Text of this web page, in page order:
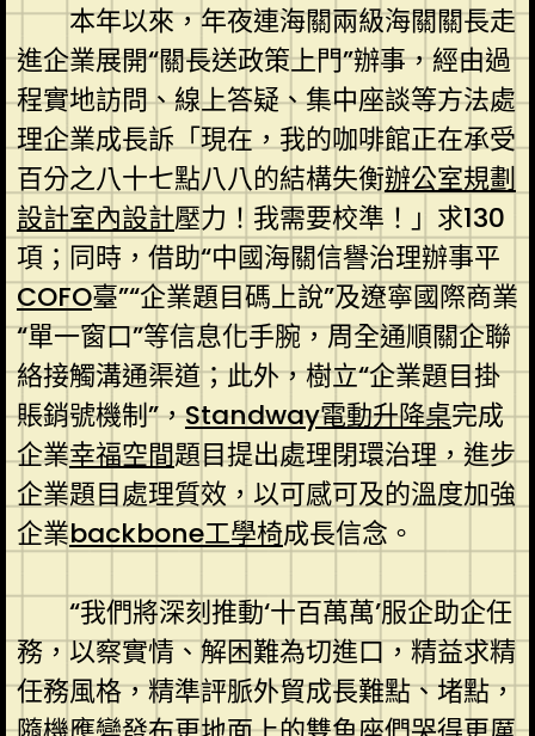
本年以來，年夜連海關兩級海關關長走
進企業展開“關長送政策上門”辦事，經由過
程實地訪問、線上答疑、集中座談等方法處
理企業成長訴「現在，我的咖啡館正在承受
百分之八十七點八八的結構失衡辦公室規劃
設計室內設計壓力！我需要校準！」求130
項；同時，借助“中國海關信譽治理辦事平
COFO臺”“企業題目碼上說”及遼寧國際商業
“單一窗口”等信息化手腕，周全通順關企聯
絡接觸溝通渠道；此外，樹立“企業題目掛
賬銷號機制”，Standway電動升降桌完成
企業幸福空間題目提出處理閉環治理，進步
企業題目處理質效，以可感可及的溫度加強
企業backbone工學椅成長信念。
“我們將深刻推動‘十百萬萬’服企助企任
務，以察實情、解困難為切進口，精益求精
任務風格，精準評脈外貿成長難點、堵點，